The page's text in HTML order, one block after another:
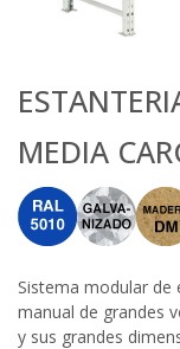
MEDIA
Sistema modular de
manual de grandes
y sus grandes